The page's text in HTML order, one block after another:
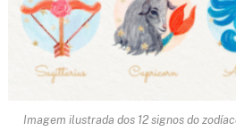
Imagem ilustrada dos 12 signos do